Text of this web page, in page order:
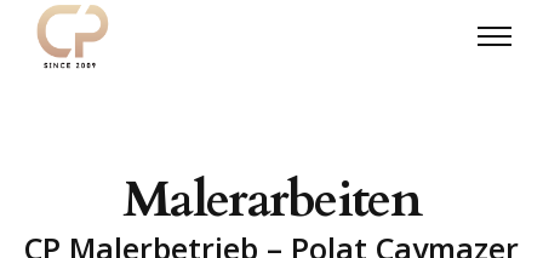
Malerarbeiten
CP Malerbetrieb – Polat Caymazer